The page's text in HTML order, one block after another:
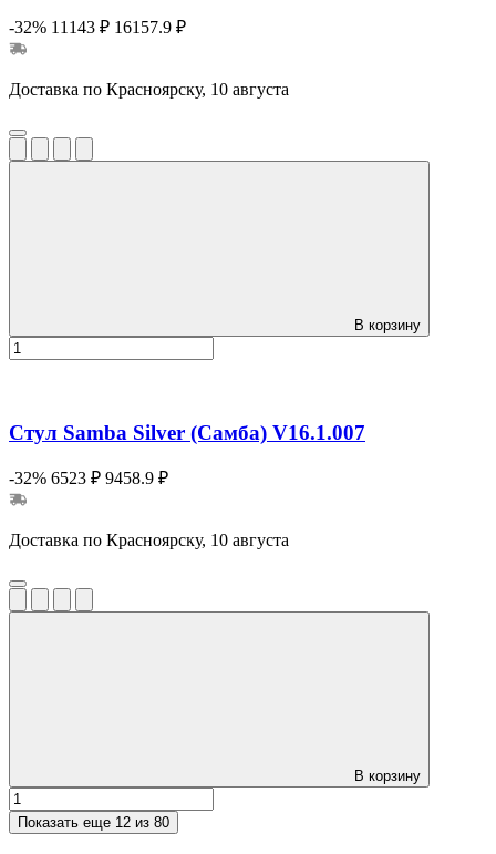
-32% 11143 ₽ 16157.9 ₽
Доставка по Красноярску, 10 августа
В корзину
Стул Samba Silver (Самба) V16.1.007
-32% 6523 ₽ 9458.9 ₽
Доставка по Красноярску, 10 августа
В корзину
Показать еще 12 из 80